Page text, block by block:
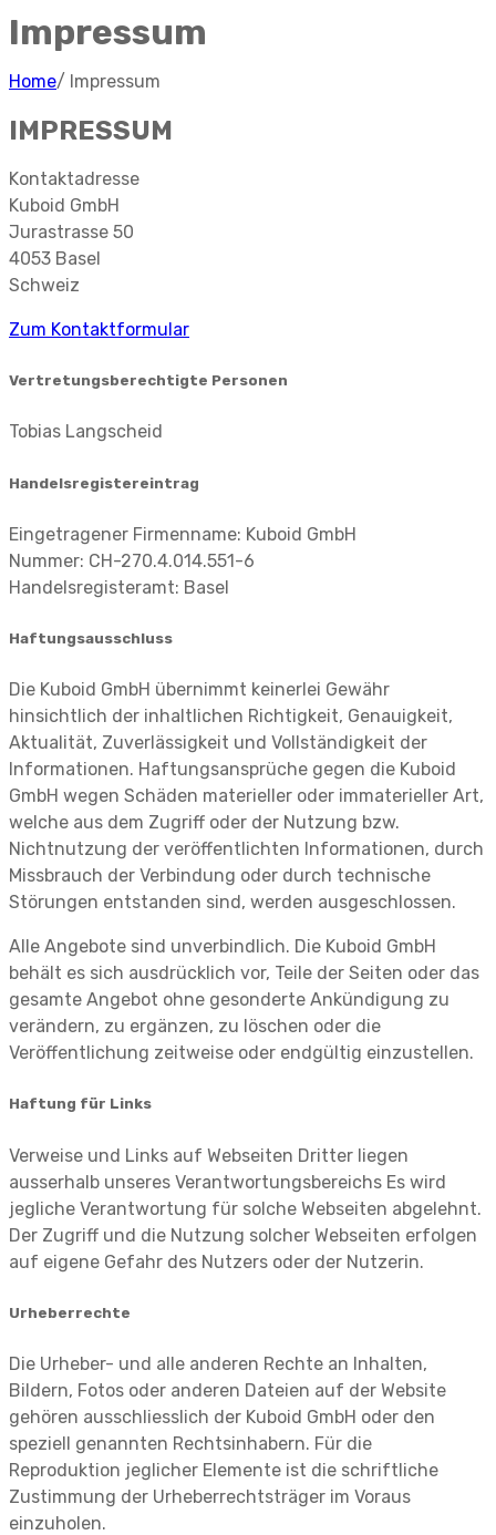
Impressum
Home/ Impressum
IMPRESSUM
Kontaktadresse
Kuboid GmbH
Jurastrasse 50
4053 Basel
Schweiz
Zum Kontaktformular
Vertretungsberechtigte Personen
Tobias Langscheid
Handelsregistereintrag
Eingetragener Firmenname: Kuboid GmbH
Nummer: CH-270.4.014.551-6
Handelsregisteramt: Basel
Haftungsausschluss
Die Kuboid GmbH übernimmt keinerlei Gewähr
hinsichtlich der inhaltlichen Richtigkeit, Genauigkeit,
Aktualität, Zuverlässigkeit und Vollständigkeit der
Informationen. Haftungsansprüche gegen die Kuboid
GmbH wegen Schäden materieller oder immaterieller Art,
welche aus dem Zugriff oder der Nutzung bzw.
Nichtnutzung der veröffentlichten Informationen, durch
Missbrauch der Verbindung oder durch technische
Störungen entstanden sind, werden ausgeschlossen.
Alle Angebote sind unverbindlich. Die Kuboid GmbH
behält es sich ausdrücklich vor, Teile der Seiten oder das
gesamte Angebot ohne gesonderte Ankündigung zu
verändern, zu ergänzen, zu löschen oder die
Veröffentlichung zeitweise oder endgültig einzustellen.
Haftung für Links
Verweise und Links auf Webseiten Dritter liegen
ausserhalb unseres Verantwortungsbereichs Es wird
jegliche Verantwortung für solche Webseiten abgelehnt.
Der Zugriff und die Nutzung solcher Webseiten erfolgen
auf eigene Gefahr des Nutzers oder der Nutzerin.
Urheberrechte
Die Urheber- und alle anderen Rechte an Inhalten,
Bildern, Fotos oder anderen Dateien auf der Website
gehören ausschliesslich der Kuboid GmbH oder den
speziell genannten Rechtsinhabern. Für die
Reproduktion jeglicher Elemente ist die schriftliche
Zustimmung der Urheberrechtsträger im Voraus
einzuholen.